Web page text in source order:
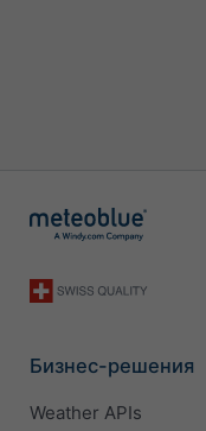
Бизнес-решения
Weather APIs